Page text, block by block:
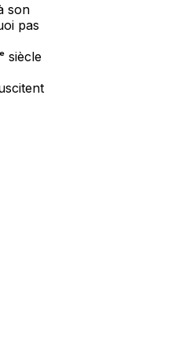
son
pas
siècle